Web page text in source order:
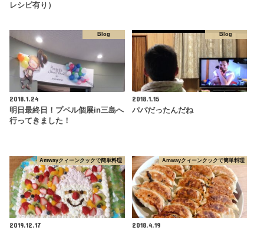
レシピ有り）
Blog
2018.1.24
明日最終日！プペル個展in三島へ
行ってきました！
Blog
2018.1.15
パパだったんだね
Amwayクィーンクックで簡単料理
2019.12.17
Amwayクィーンクックで簡単料理
2018.4.19